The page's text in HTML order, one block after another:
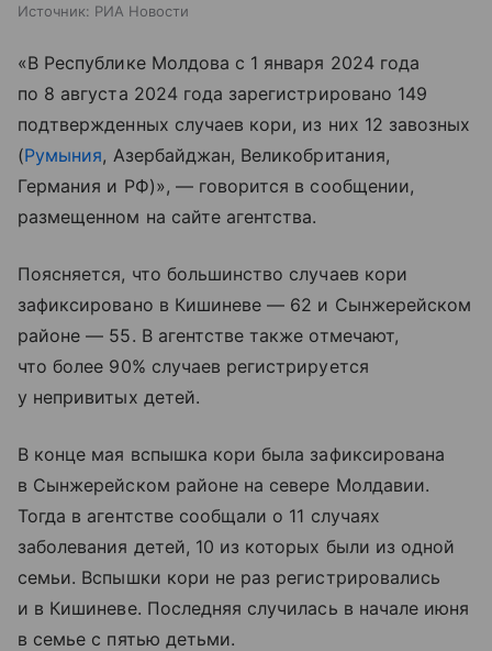
Источник: РИА Новости
«В Республике Молдова с 1 января 2024 года
по 8 августа 2024 года зарегистрировано 149
подтвержденных случаев кори, из них 12 завозных
(Румыния, Азербайджан, Великобритания,
Германия и РФ)», — говорится в сообщении,
размещенном на сайте агентства.
Поясняется, что большинство случаев кори
зафиксировано в Кишиневе — 62 и Сынжерейском
районе — 55. В агентстве также отмечают,
что более 90% случаев регистрируется
у непривитых детей.
В конце мая вспышка кори была зафиксирована
в Сынжерейском районе на севере Молдавии.
Тогда в агентстве сообщали о 11 случаях
заболевания детей, 10 из которых были из одной
семьи. Вспышки кори не раз регистрировались
и в Кишиневе. Последняя случилась в начале июня
в семье с пятью детьми.